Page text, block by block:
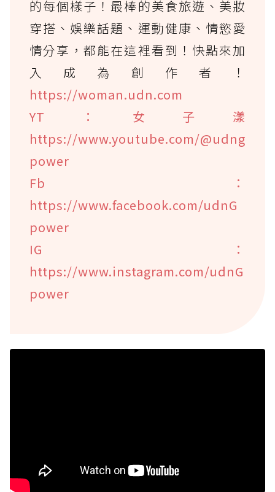
的每個樣子！最棒的美食旅遊、美妝
穿搭、娛樂話題、運動健康、情慾愛
情分享，都能在這裡看到！快點來加
入成為創作者！
https://woman.udn.com
YT：女子漾
https://www.youtube.com/@udng
power
Fb：
https://www.facebook.com/udnG
power
IG：
https://www.instagram.com/udnG
power